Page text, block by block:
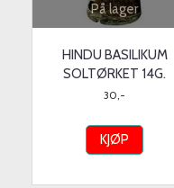
På lager
HINDU BASILIKUM
SOLTØRKET 14G.
30,-
KJØP